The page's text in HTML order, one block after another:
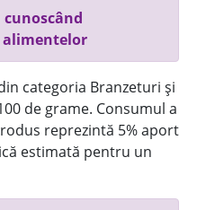
alimentelor
categoria Branzeturi și
de grame. Consumul a
reprezintă 5% aport
estimată pentru un